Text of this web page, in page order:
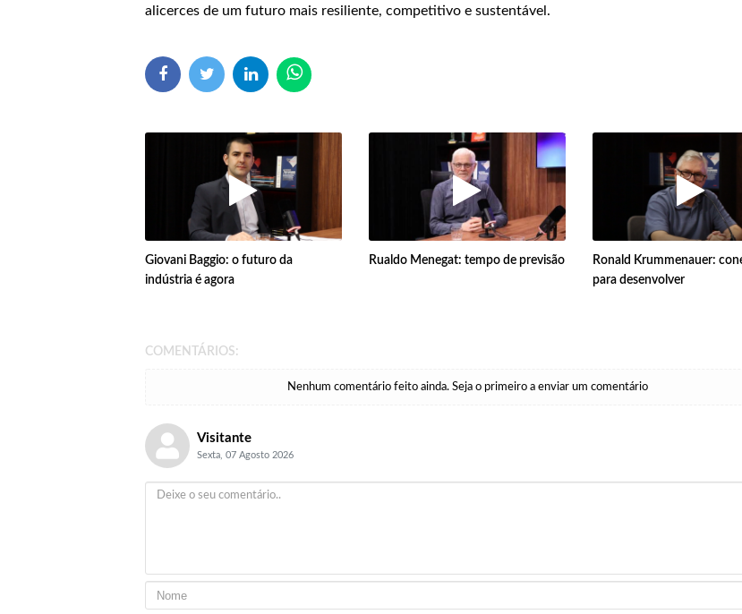
alicerces de um futuro mais resiliente, competitivo e sustentável.
Giovani Baggio: o futuro da
indústria é agora
Rualdo Menegat: tempo de previsão
Ronald Krummenauer:
para desenvolver
COMENTÁRIOS:
Nenhum comentário feito ainda. Seja o primeiro a enviar um comentário
Visitante
Sexta, 07 Agosto 2026